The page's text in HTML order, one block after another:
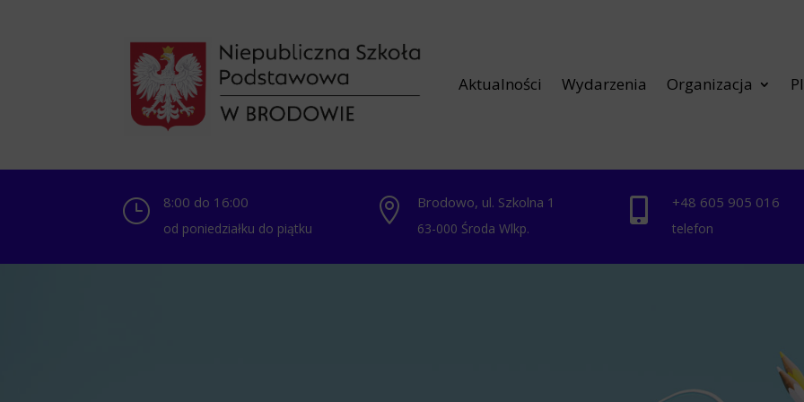
Aktualności Wydarzenia Organizacja
} 8:00 do 16:00
od poniedziałku do piątku
 Brodowo, ul. Szkolna 1
63-000 Środa Wlkp.
 +48 ‭605 905 016‬
telefon